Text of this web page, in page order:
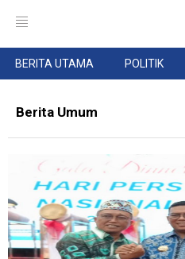
BERITA UTAMA POLITIK
Berita Umum